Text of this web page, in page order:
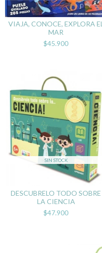
VIAJA, CONOCE, EXPLORA EL
MAR
$45.900
SIN STOCK
DESCUBRELO TODO SOBRE
LA CIENCIA
$47.900